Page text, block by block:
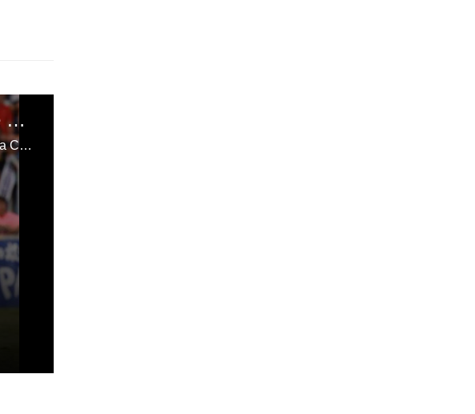
Bryan Acosta anota en el empate del Tenerife ante Deportivo
El hondureño anotó el gol en el empate 2-2 del Tenerife ante el Deportivo La Coruña por la jornada tres de la Liga123 de España